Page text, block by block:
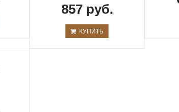
857 руб.
КУПИТЬ